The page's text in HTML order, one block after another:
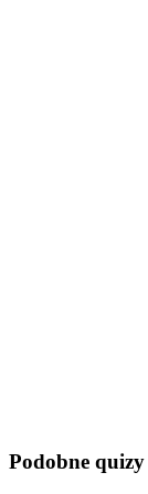
Podobne quizy